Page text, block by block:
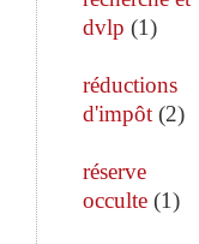
dvlp (1)
réductions
d'impôt (2)
réserve
occulte (1)